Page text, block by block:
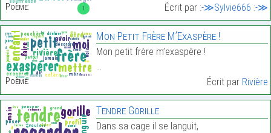
1
Poème:
Écrit par :-≫Sylvie666 :-≫
Poème:
Mon Petit Frère M’Exaspère !
Mon petit frère m’exaspère !
…
Écrit par Rivière
Tendre Gorille
Dans sa cage il se languit,